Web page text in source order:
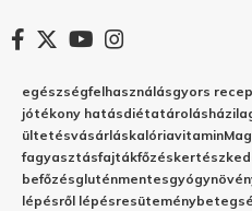
egészségfelhasználásgyors
jótékony hatásdiétatárolás
ültetésvásárláskalóriavitamin
fagyasztásfajtákfőzés
befőzésgluténmentes
lépésről lépésresütemény